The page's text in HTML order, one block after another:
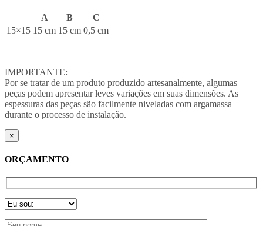
A B
C
15×15 15 cm 15 cm 0,5 cm
IMPORTANTE:
Por se tratar de um produto produzido artesanalmente, algumas
peças podem apresentar leves variações em suas dimensões. As
espessuras das peças são facilmente niveladas com argamassa
durante o processo de instalação.
×
ORÇAMENTO